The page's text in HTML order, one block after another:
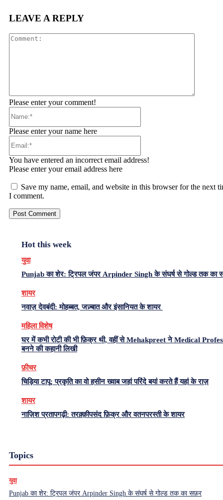
LEAVE A REPLY
Please enter your comment!
Please enter your name here
You have entered an incorrect email address!
Please enter your email address here
Save my name, email, and website in this browser for the next
I comment.
Hot this week
युवा
Punjab का शेर: ट्रिपल जंपर Arpinder Singh के संघर्ष से गोल्ड तक का
शायर
नवाज़ देवबंदी: मोहब्बत, जज़्बात और इंसानियत के शायर
महिला विशेष
घर में कभी रोटी की भी फ़िक्र थी, वहीं से Mehakpreet ने Medical
बनने की कहानी लिखी
फ़ीचर
चिड़िया टापू: प्रकृति का वो हसीन ख्वाब जहां परिंदे बयां करते हैं यहां के राज़
शायर
नाज़िश प्रतापगढ़ी: तरक़्क़ीपसंद फ़िक्र और वतनपरस्ती के शायर
Topics
युवा
Punjab का शेर: ट्रिपल जंपर Arpinder Singh के संघर्ष से गोल्ड तक का सफ़र